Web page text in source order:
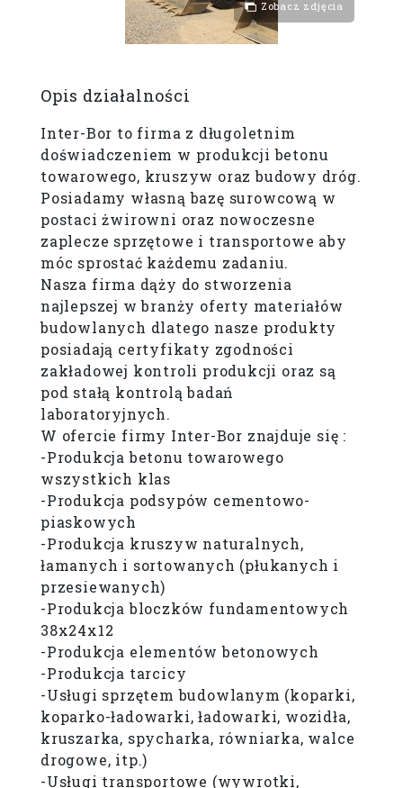
Zobacz zdjęcia
Opis działalności
Inter-Bor to firma z długoletnim
doświadczeniem w produkcji betonu
towarowego, kruszyw oraz budowy dróg.
Posiadamy własną bazę surowcową w
postaci żwirowni oraz nowoczesne
zaplecze sprzętowe i transportowe aby
móc sprostać każdemu zadaniu.
Nasza firma dąży do stworzenia
najlepszej w branży oferty materiałów
budowlanych dlatego nasze produkty
posiadają certyfikaty zgodności
zakładowej kontroli produkcji oraz są
pod stałą kontrolą badań
laboratoryjnych.
W ofercie firmy Inter-Bor znajduje się :
-Produkcja betonu towarowego
wszystkich klas
-Produkcja podsypów cementowo-
piaskowych
-Produkcja kruszyw naturalnych,
łamanych i sortowanych (płukanych i
przesiewanych)
-Produkcja bloczków fundamentowych
38x24x12
-Produkcja elementów betonowych
-Produkcja tarcicy
-Usługi sprzętem budowlanym (koparki,
koparko-ładowarki, ładowarki, wozidła,
kruszarka, spycharka, równiarka, walce
drogowe, itp.)
-Usługi transportowe (wywrotki,